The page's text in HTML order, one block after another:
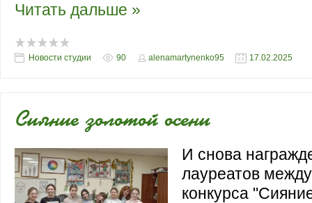
Читать дальше »
Новости студии 90 alenamartynenko95 17.02.2025
Сияние золотой осени
И снова
лауреатов
конкурса